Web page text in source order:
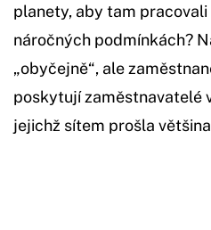
planety, aby tam
náročných podmínkách?
„obyčejně“, ale
poskytují zaměstnavatelé
jejichž sítem prošla většina